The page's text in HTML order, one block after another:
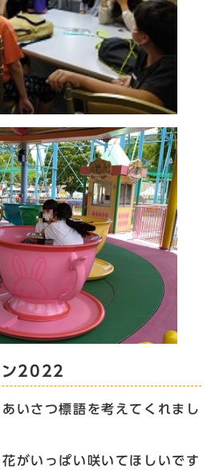
ン2022
いさつ標語を考えてくれまし
がいっぱい咲いてほしいです